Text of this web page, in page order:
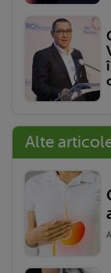
Alte